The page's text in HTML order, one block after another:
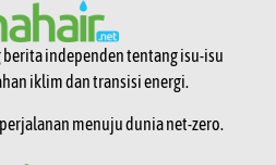
berita independen tentang isu-isu
iklim dan transisi energi.
menuju dunia net-zero.